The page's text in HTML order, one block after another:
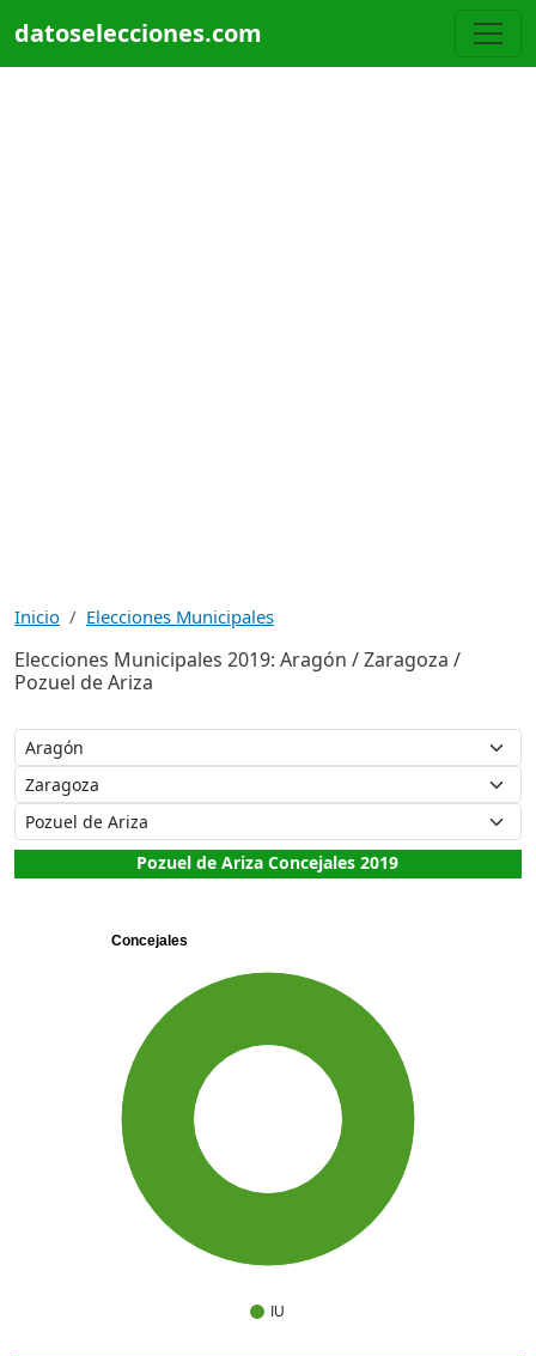
datoselecciones.com
Inicio Elecciones Municipales
Elecciones Municipales 2019: Aragón / Zaragoza /
Pozuel de Ariza
Pozuel de Ariza Concejales 2019
Concejales
IU